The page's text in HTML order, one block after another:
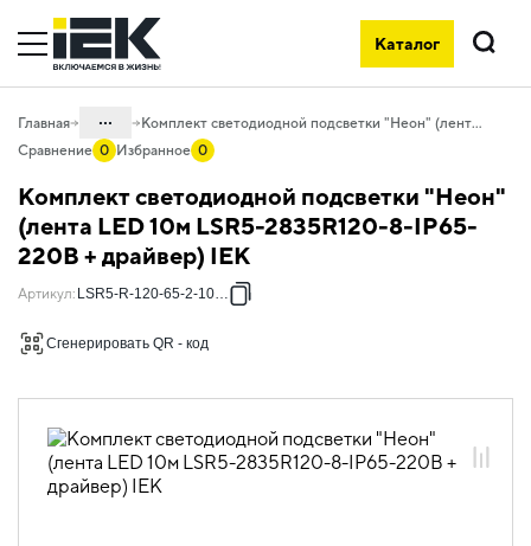
Каталог
Поиск
Главная ...
10. Светотехника
10.01 Источники света
10.01.02 Лента светодиодная
Комплект светодиодной подсветки "Неон" (лента LED 10м LSR5-2835R120-8-IP65-220В + драйвер) IEK
Сравнение 0 Избранное 0
Комплект светодиодной подсветки "Неон"
(лента LED 10м LSR5-2835R120-8-IP65-
220В + драйвер) IEK
Артикул: LSR5-R-120-65-2-10-S0
Сгенерировать QR - код